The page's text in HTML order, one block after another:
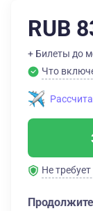
RUB
+ Билеты до
Что
Не